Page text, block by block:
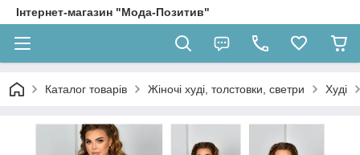
Інтернет-магазин "Мода-Позитив"
Каталог товарів Жіночі худі, толстовки, светри Худі